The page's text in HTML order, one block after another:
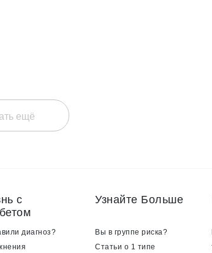
ещё
с
диагноз?
Узнайте Больше
Вы в группе риска?
Статьи о 1 типе